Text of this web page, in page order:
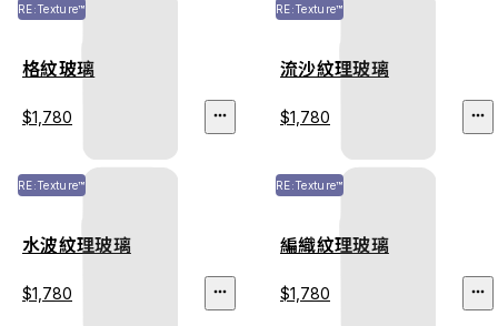
RE:Texture™
格紋玻璃
$1,780
RE:Texture™
流沙紋理玻璃
$1,780
RE:Texture™
水波紋理玻璃
$1,780
RE:Texture™
編織紋理玻璃
$1,780